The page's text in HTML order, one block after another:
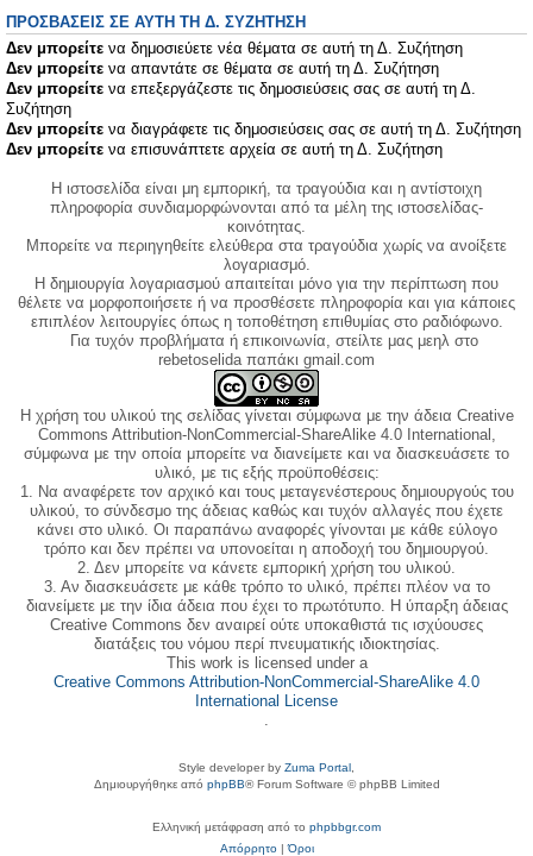
ΠΡΟΣΒΆΣΕΙΣ ΣΕ ΑΥΤΉ ΤΗ Δ. ΣΥΖΉΤΗΣΗ
Δεν μπορείτε να δημοσιεύετε νέα θέματα σε αυτή τη Δ. Συζήτηση
Δεν μπορείτε να απαντάτε σε θέματα σε αυτή τη Δ. Συζήτηση
Δεν μπορείτε να επεξεργάζεστε τις δημοσιεύσεις σας σε αυτή τη Δ.
Συζήτηση
Δεν μπορείτε να διαγράφετε τις δημοσιεύσεις σας σε αυτή τη Δ. Συζήτηση
Δεν μπορείτε να επισυνάπτετε αρχεία σε αυτή τη Δ. Συζήτηση
Η ιστοσελίδα είναι μη εμπορική, τα τραγούδια και η αντίστοιχη
πληροφορία συνδιαμορφώνονται από τα μέλη της ιστοσελίδας-
κοινότητας.
Μπορείτε να περιηγηθείτε ελεύθερα στα τραγούδια χωρίς να ανοίξετε
λογαριασμό.
Η δημιουργία λογαριασμού απαιτείται μόνο για την περίπτωση που
θέλετε να μορφοποιήσετε ή να προσθέσετε πληροφορία και για κάποιες
επιπλέον λειτουργίες όπως η τοποθέτηση επιθυμίας στο ραδιόφωνο.
Για τυχόν προβλήματα ή επικοινωνία, στείλτε μας μεηλ στο
rebetoselida παπάκι gmail.com
Η χρήση του υλικού της σελίδας γίνεται σύμφωνα με την άδεια Creative
Commons Attribution-NonCommercial-ShareAlike 4.0 International,
σύμφωνα με την οποία μπορείτε να διανείμετε και να διασκευάσετε το
υλικό, με τις εξής προϋποθέσεις:
1. Να αναφέρετε τον αρχικό και τους μεταγενέστερους δημιουργούς του
υλικού, το σύνδεσμο της άδειας καθώς και τυχόν αλλαγές που έχετε
κάνει στο υλικό. Οι παραπάνω αναφορές γίνονται με κάθε εύλογο
τρόπο και δεν πρέπει να υπονοείται η αποδοχή του δημιουργού.
2. Δεν μπορείτε να κάνετε εμπορική χρήση του υλικού.
3. Αν διασκευάσετε με κάθε τρόπο το υλικό, πρέπει πλέον να το
διανείμετε με την ίδια άδεια που έχει το πρωτότυπο. Η ύπαρξη άδειας
Creative Commons δεν αναιρεί ούτε υποκαθιστά τις ισχύουσες
διατάξεις του νόμου περί πνευματικής ιδιοκτησίας.
This work is licensed under a
Creative Commons Attribution-NonCommercial-ShareAlike 4.0
International License
Style developer by Zuma Portal ,
Δημιουργήθηκε από phpBB® Forum Software © phpBB Limited
Ελληνική μετάφραση από το phpbbgr.com
Απόρρητο|Όροι